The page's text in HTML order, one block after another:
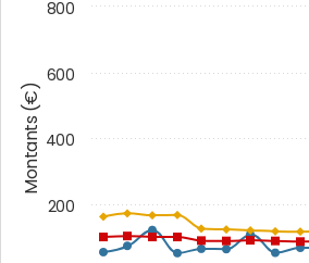
Montants (€)
200
400
600
800